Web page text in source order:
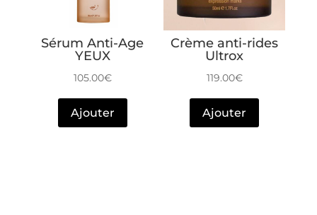
Sérum Anti-Age
YEUX
105.00€
Ajouter
Crème anti-rides
Ultrox
119.00€
Ajouter